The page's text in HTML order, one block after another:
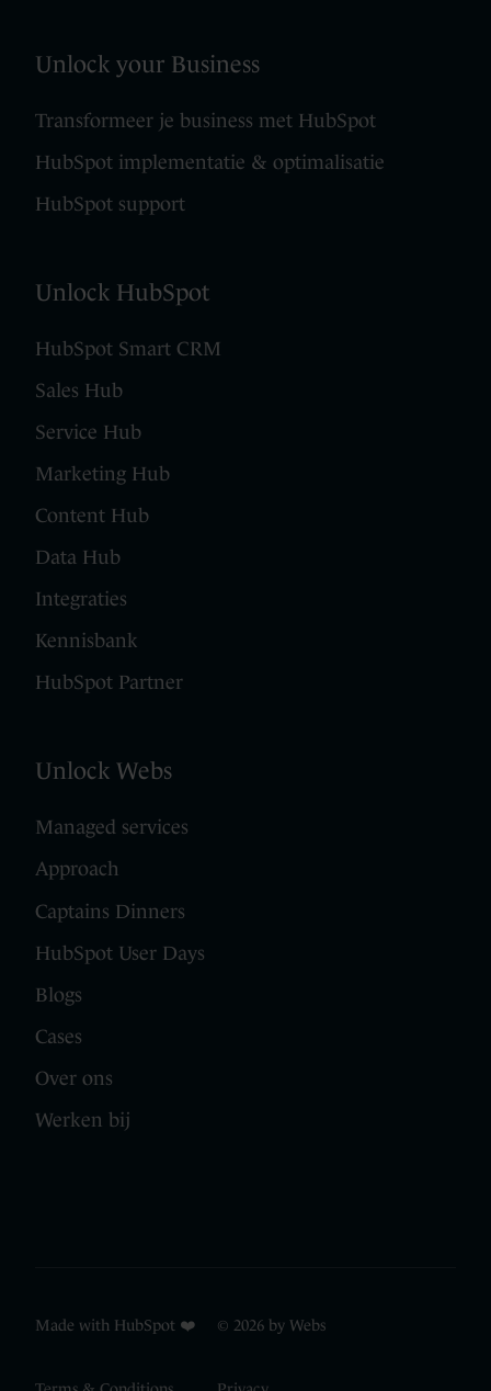
Unlock your Business
Transformeer je business met HubSpot
HubSpot implementatie & optimalisatie
HubSpot support
Unlock HubSpot
HubSpot Smart CRM
Sales Hub
Service Hub
Marketing Hub
Content Hub
Data Hub
Integraties
Kennisbank
HubSpot Partner
Unlock Webs
Managed services
Approach
Captains Dinners
HubSpot User Days
Blogs
Cases
Over ons
Werken bij
Made with HubSpot ❤️ © 2026 by Webs